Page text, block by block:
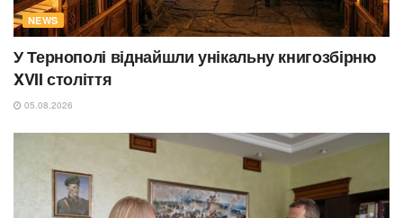
NEWS
У Тернополі віднайшли унікальну книгозбірню
XVII століття
05.08.2026